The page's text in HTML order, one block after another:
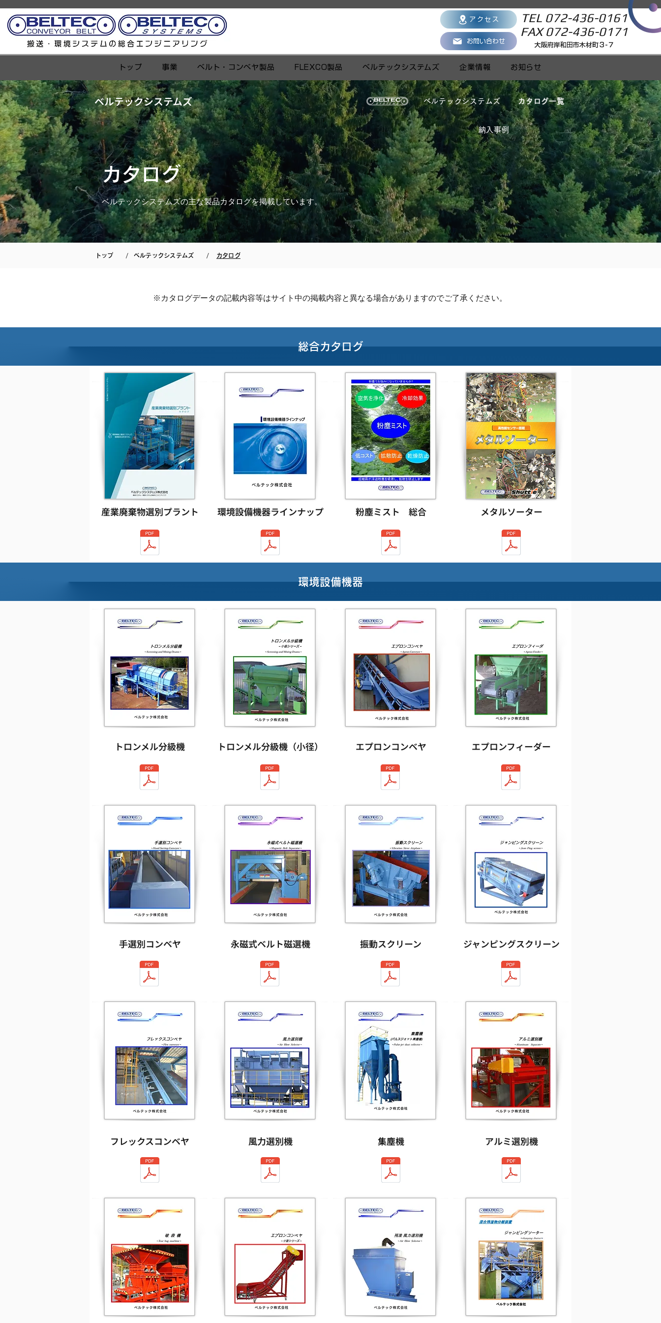
アクセス
お問い合わせ
TEL 072-436-0161
FAX 072-436-0171
大阪府岸和田市木材町３-７
トップ 事業 ベルト・コンベヤ製品 FLEXCO製品 ベルテックシステムズ 企業情報 お知らせ
​ベルテックシステムズ ベルテックシステムズ カタログ一覧
納入事例
カタログ
ベルテックシステムズの主な製品カタログを掲載しています。
トップ / ベルテックシステムズ / カタログ
※カタログデータの記載内容等はサイト中の掲載内容と異なる場合がありますのでご了承ください。
総合カタログ
産業廃棄物選別プラント 環境設備機器ラインナップ 粉塵ミスト 総合 メタルソーター
環境設備機器
トロンメル分級機 トロンメル分級機（小径） エプロンコンベヤ エプロンフィーダー
手選別コンベヤ 永磁式ベルト磁選機 振動スクリーン ジャンピングスクリーン
フレックスコンベヤ 風力選別機 集塵機 アルミ選別機